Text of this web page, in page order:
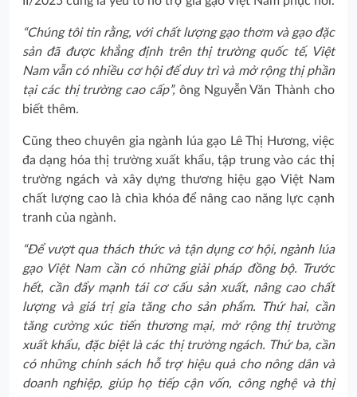
“Chúng tôi tin rằng, với chất lượng gạo thơm và gạo đặc
sản đã được khẳng định trên thị trường quốc tế, Việt
Nam vẫn có nhiều cơ hội để duy trì và mở rộng thị phần
tại các thị trường cao cấp”, ông Nguyễn Văn Thành cho
biết thêm.
Cũng theo chuyên gia ngành lúa gạo Lê Thị Hương, việc
đa dạng hóa thị trường xuất khẩu, tập trung vào các thị
trường ngách và xây dựng thương hiệu gạo Việt Nam
chất lượng cao là chìa khóa để nâng cao năng lực cạnh
tranh của ngành.
“Để vượt qua thách thức và tận dụng cơ hội, ngành lúa
gạo Việt Nam cần có những giải pháp đồng bộ. Trước
hết, cần đẩy mạnh tái cơ cấu sản xuất, nâng cao chất
lượng và giá trị gia tăng cho sản phẩm. Thứ hai, cần
tăng cường xúc tiến thương mại, mở rộng thị trường
xuất khẩu, đặc biệt là các thị trường ngách. Thứ ba, cần
có những chính sách hỗ trợ hiệu quả cho nông dân và
doanh nghiệp, giúp họ tiếp cận vốn, công nghệ và thị